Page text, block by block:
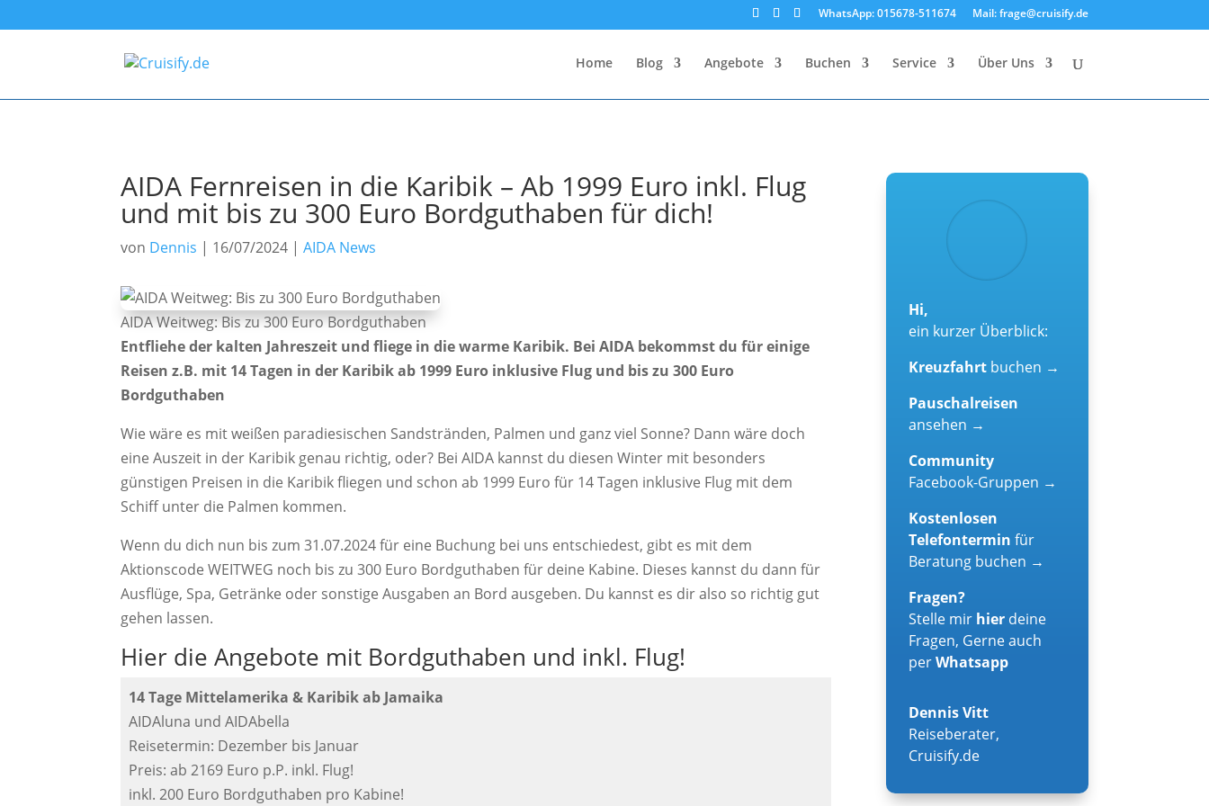
WhatsApp: 015678-511674 Mail: frage@cruisify.de
Home Blog Angebote Buchen Service Über Uns
AIDA Fernreisen in die Karibik – Ab 1999 Euro inkl. Flug
und mit bis zu 300 Euro Bordguthaben für dich!
von Dennis | 16/07/2024 |AIDA News
AIDA Weitweg: Bis zu 300 Euro Bordguthaben
Entfliehe der kalten Jahreszeit und fliege in die warme Karibik. Bei AIDA bekommst du für einige
Reisen z.B. mit 14 Tagen in der Karibik ab 1999 Euro inklusive Flug und bis zu 300 Euro
Bordguthaben
Wie wäre es mit weißen paradiesischen Sandstränden, Palmen und ganz viel Sonne? Dann wäre doch
eine Auszeit in der Karibik genau richtig, oder? Bei AIDA kannst du diesen Winter mit besonders
günstigen Preisen in die Karibik fliegen und schon ab 1999 Euro für 14 Tagen inklusive Flug mit dem
Schiff unter die Palmen kommen.
Wenn du dich nun bis zum 31.07.2024 für eine Buchung bei uns entschiedest, gibt es mit dem
Aktionscode WEITWEG noch bis zu 300 Euro Bordguthaben für deine Kabine. Dieses kannst du dann für
Ausflüge, Spa, Getränke oder sonstige Ausgaben an Bord ausgeben. Du kannst es dir also so richtig gut
gehen lassen.
Hier die Angebote mit Bordguthaben und inkl. Flug!
14 Tage Mittelamerika & Karibik ab Jamaika
AIDAluna und AIDAbella
Reisetermin: Dezember bis Januar
Preis: ab 2169 Euro p.P. inkl. Flug!
inkl. 200 Euro Bordguthaben pro Kabine!
Hi,
ein kurzer Überblick:
Kreuzfahrt buchen →
Pauschalreisen
ansehen →
Community
Facebook-Gruppen →
Kostenlosen
Telefonterminfür
Beratung buchen →
Fragen?
Stelle mir hier deine
Fragen, Gerne auch
perWhatsapp
Dennis Vitt
Reiseberater,
Cruisify.de